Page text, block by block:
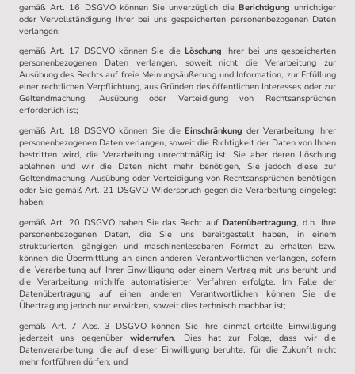
gemäß Art. 16 DSGVO können Sie unverzüglich die Berichtigung unrichtiger
oder Vervollständigung Ihrer bei uns gespeicherten personenbezogenen Daten
verlangen;
gemäß Art. 17 DSGVO können Sie die Löschung Ihrer bei uns gespeicherten
personenbezogenen Daten verlangen, soweit nicht die Verarbeitung zur
Ausübung des Rechts auf freie Meinungsäußerung und Information, zur Erfüllung
einer rechtlichen Verpflichtung, aus Gründen des öffentlichen Interesses oder zur
Geltendmachung, Ausübung oder Verteidigung von Rechtsansprüchen
erforderlich ist;
gemäß Art. 18 DSGVO können Sie die Einschränkung der Verarbeitung Ihrer
personenbezogenen Daten verlangen, soweit die Richtigkeit der Daten von Ihnen
bestritten wird, die Verarbeitung unrechtmäßig ist, Sie aber deren Löschung
ablehnen und wir die Daten nicht mehr benötigen, Sie jedoch diese zur
Geltendmachung, Ausübung oder Verteidigung von Rechtsansprüchen benötigen
oder Sie gemäß Art. 21 DSGVO Widerspruch gegen die Verarbeitung eingelegt
haben;
gemäß Art. 20 DSGVO haben Sie das Recht aufDatenübertragung, d.h. Ihre
personenbezogenen Daten, die Sie uns bereitgestellt haben, in einem
strukturierten, gängigen und maschinenlesebaren Format zu erhalten bzw.
können die Übermittlung an einen anderen Verantwortlichen verlangen, sofern
die Verarbeitung auf Ihrer Einwilligung oder einem Vertrag mit uns beruht und
die Verarbeitung mithilfe automatisierter Verfahren erfolgte. Im Falle der
Datenübertragung auf einen anderen Verantwortlichen können Sie die
Übertragung jedoch nur erwirken, soweit dies technisch machbar ist;
gemäß Art. 7 Abs. 3 DSGVO können Sie Ihre einmal erteilte Einwilligung
jederzeit uns gegenüberwiderrufen. Dies hat zur Folge, dass wir die
Datenverarbeitung, die auf dieser Einwilligung beruhte, für die Zukunft nicht
mehr fortführen dürfen; und